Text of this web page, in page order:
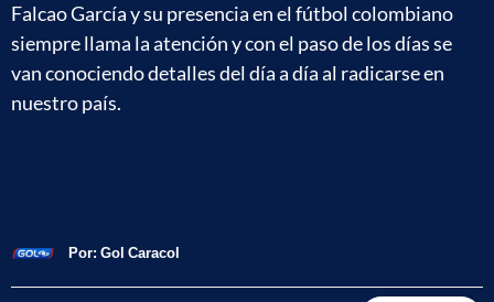
Falcao García y su presencia en el fútbol colombiano
siempre llama la atención y con el paso de los días se
van conociendo detalles del día a día al radicarse en
nuestro país.
Por: Gol Caracol